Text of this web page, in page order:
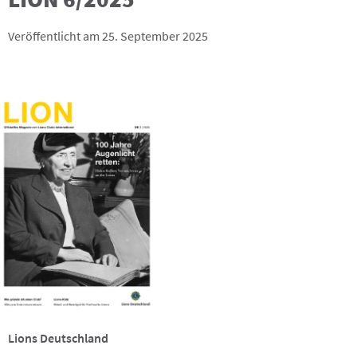
Veröffentlicht am 25. September 2025
Lions Deutschland